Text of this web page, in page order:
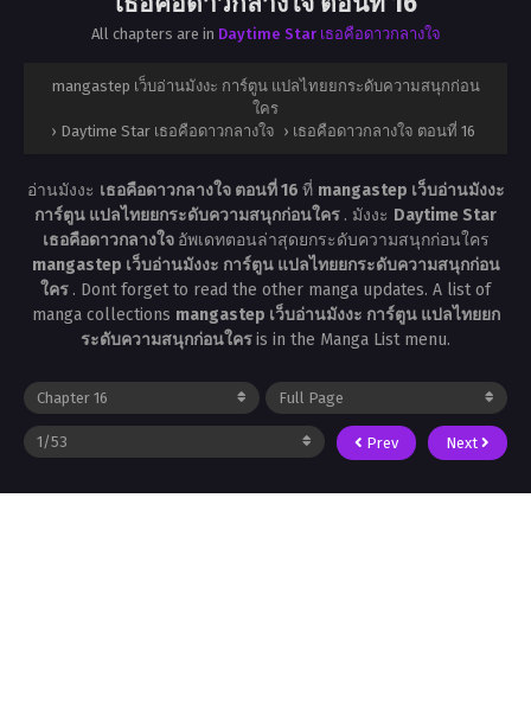
All chapters are in Daytime Star เธอคือดาวกลางใจ
mangastep เว็บอ่านมังงะ การ์ตูน แปลไทยยกระดับความสนุกก่อน
ใคร
› Daytime Star เธอคือดาวกลางใจ › เธอคือดาวกลางใจ ตอนที่ 16
อ่านมังงะ เธอคือดาวกลางใจ ตอนที่ 16 ที่ mangastep เว็บอ่านมังงะ
การ์ตูน แปลไทยยกระดับความสนุกก่อนใคร . มังงะ Daytime Star
เธอคือดาวกลางใจ อัพเดทตอนล่าสุดยกระดับความสนุกก่อนใคร
mangastep เว็บอ่านมังงะ การ์ตูน แปลไทยยกระดับความสนุกก่อน
ใคร . Dont forget to read the other manga updates. A list of
manga collections mangastep เว็บอ่านมังงะ การ์ตูน แปลไทยยก
ระดับความสนุกก่อนใครis in the Manga List menu.
Prev Next